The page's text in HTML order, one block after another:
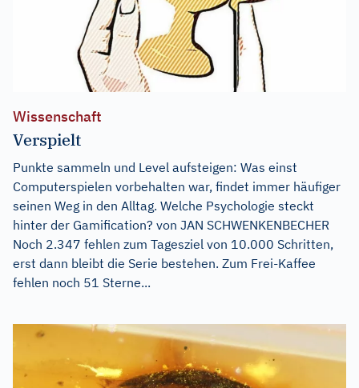
Wissenschaft
Verspielt
Punkte sammeln und Level aufsteigen: Was einst
Computerspielen vorbehalten war, findet immer häufiger
seinen Weg in den Alltag. Welche Psychologie steckt
hinter der Gamification? von JAN SCHWENKENBECHER
Noch 2.347 fehlen zum Tagesziel von 10.000 Schritten,
erst dann bleibt die Serie bestehen. Zum Frei-Kaffee
fehlen noch 51 Sterne...